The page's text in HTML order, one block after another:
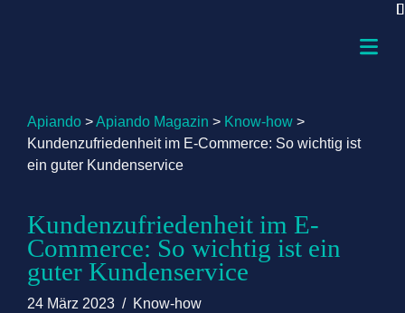
Apiando >Apiando Magazin > Know-how >
Kundenzufriedenheit im E-Commerce: So wichtig ist
ein guter Kundenservice
Kundenzufriedenheit im E-
Commerce: So wichtig ist ein
guter Kundenservice
24 März 2023 / Know-how